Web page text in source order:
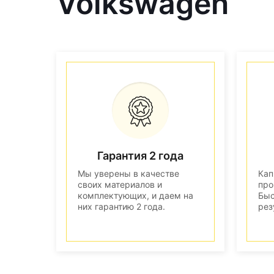
Гарантия 2 года
Мы уверены в качестве
своих материалов и
комплектующих, и даем на
них гарантию 2 года.